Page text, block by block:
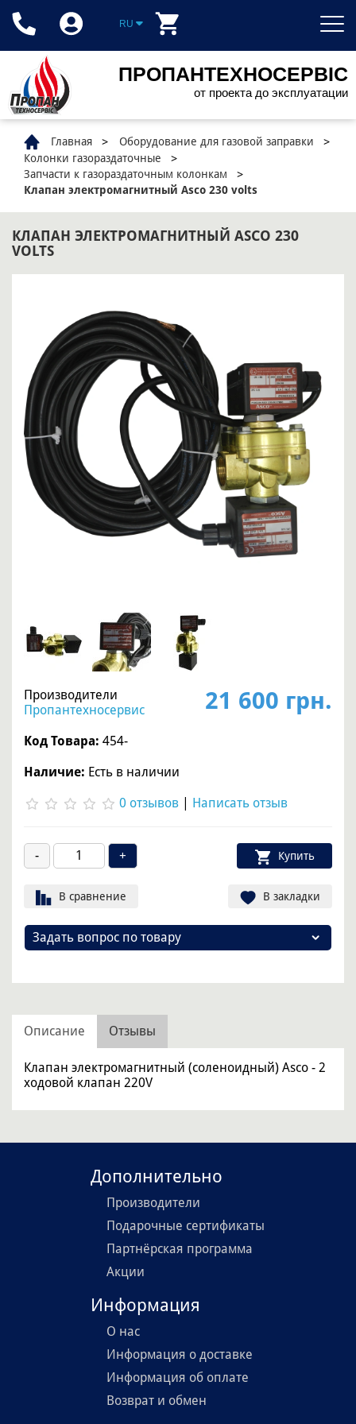
ПРОПАНТЕХНОСЕРВІС
от проекта до эксплуатации
RU
Главная
Оборудование для газовой заправки
Колонки газораздаточные
Запчасти к газораздаточным колонкам
Клапан электромагнитный Asco 230 volts
КЛАПАН ЭЛЕКТРОМАГНИТНЫЙ ASCO 230
VOLTS
21 600 грн.
Производители
Пропантехносервис
Код Товара: 454-
Наличие: Есть в наличии
0 отзывов Написать отзыв
Купить
В сравнение В закладки
Задать вопрос по товару
Описание Отзывы
Клапан электромагнитный (соленоидный) Asco - 2
ходовой клапан 220V
Дополнительно
Производители
Подарочные сертификаты
Партнёрская программа
Акции
Информация
О нас
Информация о доставке
Информация об оплате
Возврат и обмен